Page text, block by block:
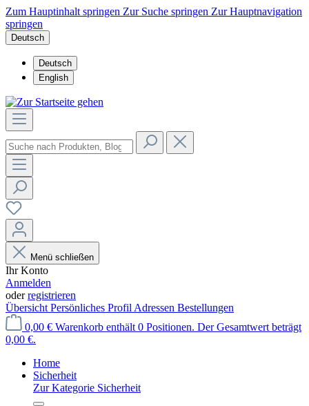
Zum Hauptinhalt springen Zur Suche springen Zur Hauptnavigation
springen
Deutsch
Deutsch
English
Menü schließen
Ihr Konto
Anmelden
oderregistrieren
Übersicht Persönliches Profil Adressen Bestellungen
0,00 € Warenkorb enthält 0 Positionen. Der Gesamtwert beträgt
0,00 €.
Home
Sicherheit
Zur Kategorie Sicherheit